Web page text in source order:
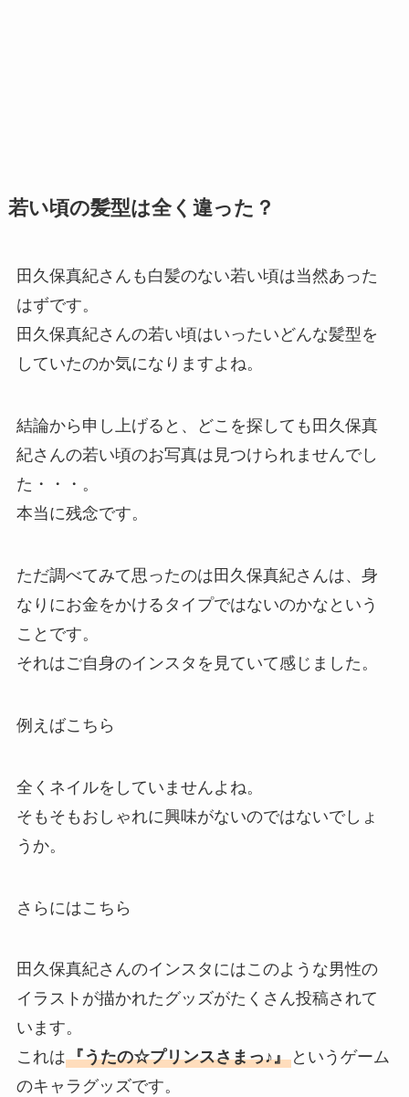
若い頃の髪型は全く違った？
田久保真紀さんも白髪のない若い頃は当然あった
はずです。
田久保真紀さんの若い頃はいったいどんな髪型を
していたのか気になりますよね。
結論から申し上げると、どこを探しても田久保真
紀さんの若い頃のお写真は見つけられませんでし
た・・・。
本当に残念です。
ただ調べてみて思ったのは田久保真紀さんは、身
なりにお金をかけるタイプではないのかなという
ことです。
それはご自身のインスタを見ていて感じました。
例えばこちら
全くネイルをしていませんよね。
そもそもおしゃれに興味がないのではないでしょ
うか。
さらにはこちら
田久保真紀さんのインスタにはこのような男性の
イラストが描かれたグッズがたくさん投稿されて
います。
これは『うたの☆プリンスさまっ♪』というゲーム
のキャラグッズです。